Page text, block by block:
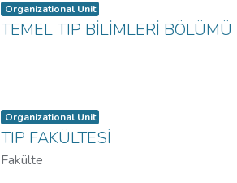
Item type:
Organizational Unit ,
TEMEL TIP BİLİMLERİ BÖLÜMÜ
Item type:
Organizational Unit ,
TIP FAKÜLTESİ
Fakülte